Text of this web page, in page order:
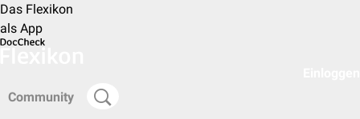
Das Flexikon
als App
Community